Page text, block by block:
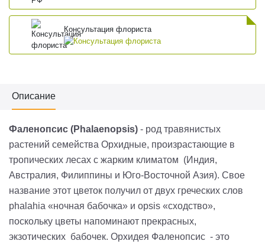
Консультация флориста
Описание
Фаленопсис (Phalaenopsis) - род травянистых
растений семейства Орхидные, произрастающие в
тропических лесах с жарким климатом (Индия,
Австралия, Филиппины и Юго-Восточной Азия). Свое
название этот цветок получил от двух греческих слов
phalahia «ночная бабочка» и opsis «сходство»,
поскольку цветы напоминают прекрасных,
экзотических бабочек. Орхидея Фаленопсис - это